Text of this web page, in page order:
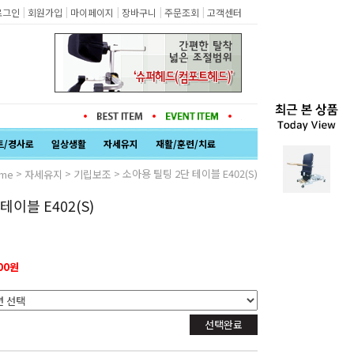
인 | 회원가입 | 마이페이지 | 장바구니 | 주문조회 | 고객센터
/경사로 일상생활 자세유지 재활/훈련/치료
> 자세유지 > 기립보조 > 소아용 틸팅 2단 테이블 E402(S)
이블 E402(S)
원
선택완료